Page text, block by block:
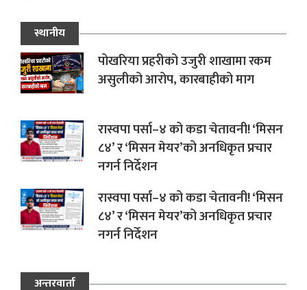
स्थानीय
पोखरिया प्रहरीको उजुरी शाखामा रकम
असुलीको आरोप, कारबाहीको माग
रास्वपा पर्सा–४ को कडा चेतावनी! ‘मिसन
८४’ र ‘मिसन मेयर’को अनधिकृत प्रचार
नगर्न निर्देशन
रास्वपा पर्सा–४ को कडा चेतावनी! ‘मिसन
८४’ र ‘मिसन मेयर’को अनधिकृत प्रचार
नगर्न निर्देशन
अन्तरवार्ता